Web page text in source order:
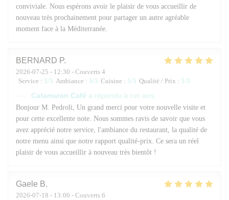
conviviale. Nous espérons avoir le plaisir de vous accueillir de
nouveau très prochainement pour partager un autre agréable
moment face à la Méditerranée.
BERNARD P
2026-07-25 - 12:30 - Couverts 4
Service : 5/5 Ambiance : 5/5 Cuisine : 5/5 Qualité / Prix : 5/5
Catamaran Café a répondu à cet avis
Bonjour M. Pedroli, Un grand merci pour votre nouvelle visite et
pour cette excellente note. Nous sommes ravis de savoir que vous
avez apprécié notre service, l'ambiance du restaurant, la qualité de
notre menu ainsi que notre rapport qualité-prix. Ce sera un réel
plaisir de vous accueillir à nouveau très bientôt !
Gaele B
2026-07-18 - 13:00 - Couverts 6